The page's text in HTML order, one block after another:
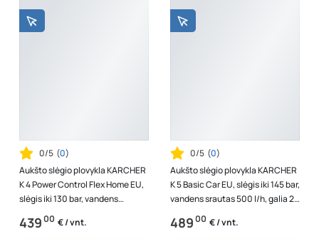
0/5 (0)
Aukšto slėgio plovykla KARCHER
K 4 Power Control Flex Home EU,
slėgis iki 130 bar, vandens
srautas 420 l/h, galia 1,8 kW...
43900 € / vnt.
0/5 (0)
Aukšto slėgio plovykla KARCHER
K 5 Basic Car EU, slėgis iki 145 bar,
vandens srautas 500 l/h, galia 2,1
kW, 1.180-586.0
48900 € / vnt.